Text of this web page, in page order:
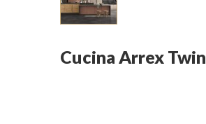
Cucina Arrex Twin